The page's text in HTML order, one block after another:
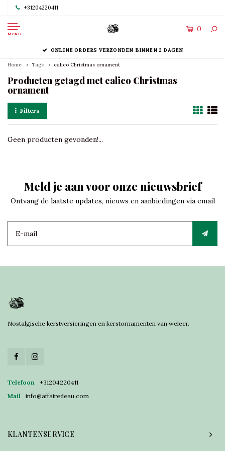
+31204220411
MENU
0
ONLINE ORDERS VERZONDEN BINNEN 2 DAGEN
Home Tags calico Christmas ornament
Producten getagd met calico Christmas
ornament
Filters
Geen producten gevonden!...
Meld je aan voor onze nieuwsbrief
Ontvang de laatste updates, nieuws en aanbiedingen via email
Nostalgische kerstversieringen en kerstornamenten van weleer.
Telefoon
+31204220411
Mail
info@affairedeau.com
KLANTENSERVICE